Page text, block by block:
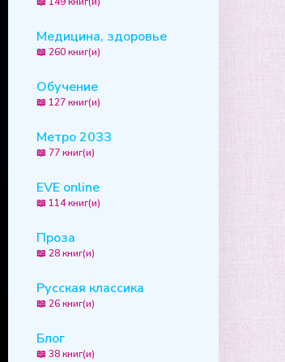
Медицина, здоровье
📖 260 книг(и)
Обучение
📖 127 книг(и)
Метро 2033
📖 77 книг(и)
EVE online
📖 114 книг(и)
Проза
📖 28 книг(и)
Русская классика
📖 26 книг(и)
Блог
📖 38 книг(и)